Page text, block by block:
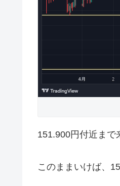
151.900円付近まで
このままいけば、